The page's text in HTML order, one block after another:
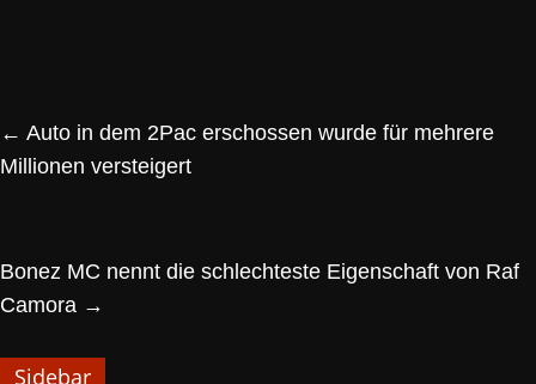
← Auto in dem 2Pac erschossen wurde für mehrere
Millionen versteigert
Bonez MC nennt die schlechteste Eigenschaft von Raf
Camora →
Sidebar